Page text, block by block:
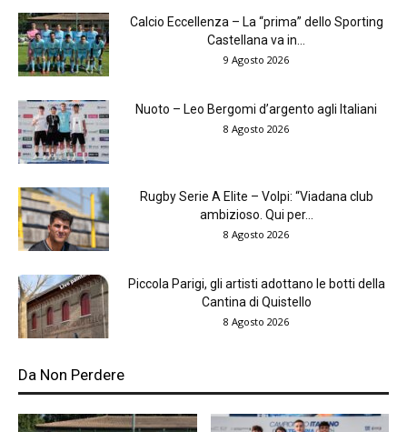
Calcio Eccellenza – La “prima” dello Sporting
Castellana va in...
9 Agosto 2026
Nuoto – Leo Bergomi d’argento agli Italiani
8 Agosto 2026
Rugby Serie A Elite – Volpi: “Viadana club
ambizioso. Qui per...
8 Agosto 2026
Piccola Parigi, gli artisti adottano le botti della
Cantina di Quistello
8 Agosto 2026
Da Non Perdere